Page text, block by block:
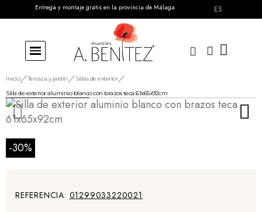
Entrega y montaje gratis en la provincia de Málaga ES
Inicio Terraza y jardín
Sillas de exterior
Silla de exterior aluminio blanco con brazos teca 61x65x92cm
-30%
REFERENCIA 01299033220021